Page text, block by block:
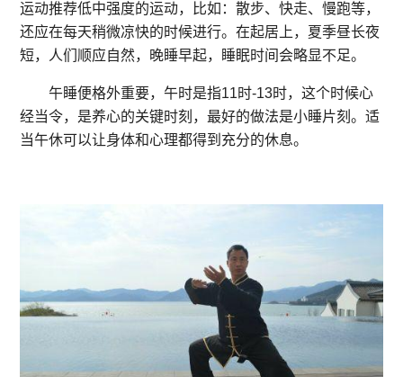
运动推荐低中强度的运动，比如：散步、快走、慢跑等，
还应在每天稍微凉快的时候进行。在起居上，夏季昼长夜
短，人们顺应自然，晚睡早起，睡眠时间会略显不足。
午睡便格外重要，午时是指11时-13时，这个时候心
经当令，是养心的关键时刻，最好的做法是小睡片刻。适
当午休可以让身体和心理都得到充分的休息。